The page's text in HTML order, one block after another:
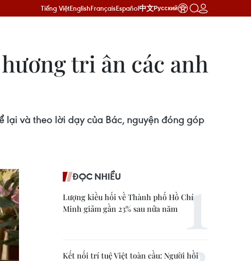
Tiếng ViệtEnglishFrançaisEspañol中文Русский
tri ân các anh
lại và theo lời dạy của Bác, nguyện đóng góp
ĐỌC NHIỀU
Lượng kiều hối về Thành phố Hồ Chí
Minh giảm gần 23% sau nửa năm
Kết nối trí tuệ Việt toàn cầu: Người hồi